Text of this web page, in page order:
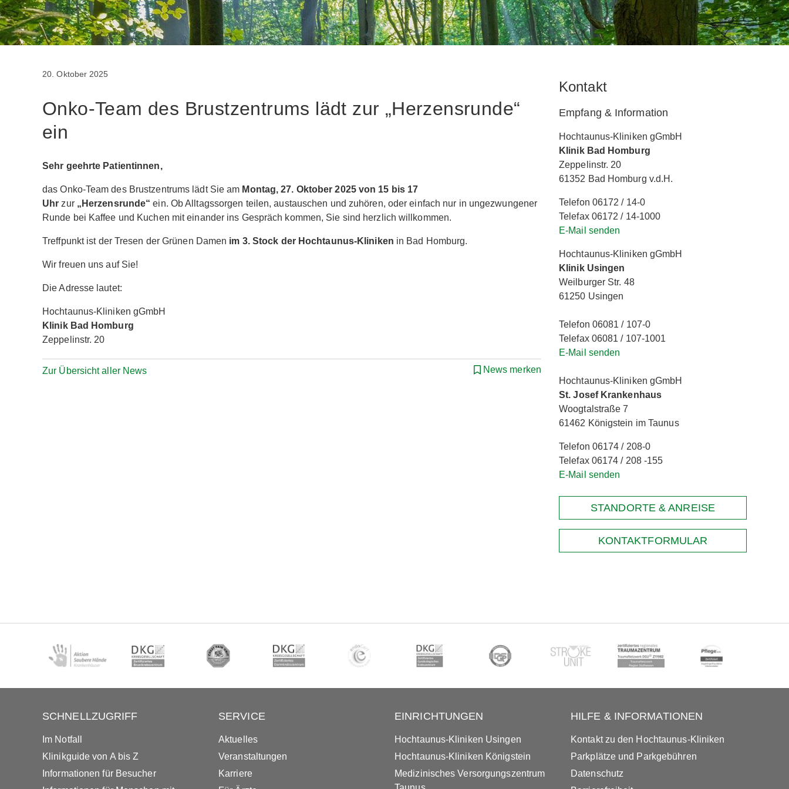
20. Oktober 2025
Onko-Team des Brustzentrums lädt zur „Herzensrunde“
ein
Sehr geehrte Patientinnen,
das Onko-Team des Brustzentrums lädt Sie am Montag, 27. Oktober 2025 von 15 bis 17
Uhr zur „Herzensrunde“ein. Ob Alltagssorgen teilen, austauschen und zuhören, oder einfach nur in ungezwungener
Runde bei Kaffee und Kuchen mit einander ins Gespräch kommen, Sie sind herzlich willkommen.
Treffpunkt ist der Tresen der Grünen Damen im 3. Stock der Hochtaunus-Kliniken in Bad Homburg.
Wir freuen uns auf Sie!
Die Adresse lautet:
Hochtaunus-Kliniken gGmbH
Klinik Bad Homburg
Zeppelinstr. 20
Zur Übersicht aller News News merken
Kontakt
Empfang & Information
Hochtaunus-Kliniken gGmbH
Klinik Bad Homburg
Zeppelinstr. 20
61352 Bad Homburg v.d.H.
Telefon 06172 / 14-0
Telefax 06172 / 14-1000
E-Mail senden
Hochtaunus-Kliniken gGmbH
Klinik Usingen
Weilburger Str. 48
61250 Usingen
Telefon 06081 / 107-0
Telefax 06081 / 107-1001
E-Mail senden
Hochtaunus-Kliniken gGmbH
St. Josef Krankenhaus
Woogtalstraße 7
61462 Königstein im Taunus
Telefon 06174 / 208-0
Telefax 06174 / 208 -155
E-Mail senden
STANDORTE & ANREISE
KONTAKTFORMULAR
SCHNELLZUGRIFF
Im Notfall
Klinikguide von A bis Z
Informationen für Besucher
SERVICE
Aktuelles
Veranstaltungen
Karriere
EINRICHTUNGEN
Hochtaunus-Kliniken Usingen
Hochtaunus-Kliniken Königstein
Medizinisches Versorgungszentrum
HILFE & INFORMATIONEN
Kontakt zu den Hochtaunus-Kliniken
Parkplätze und Parkgebühren
Datenschutz